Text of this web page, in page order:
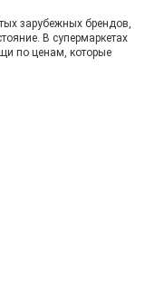
зарубежных брендов,
В супермаркетах
по ценам, которые